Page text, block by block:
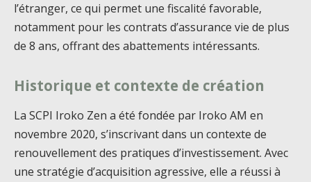
l’étranger, ce qui permet une fiscalité favorable,
notamment pour les contrats d’assurance vie de plus
de 8 ans, offrant des abattements intéressants.
Historique et contexte de création
La SCPI Iroko Zen a été fondée par Iroko AM en
novembre 2020, s’inscrivant dans un contexte de
renouvellement des pratiques d’investissement. Avec
une stratégie d’acquisition agressive, elle a réussi à